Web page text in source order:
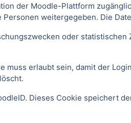
der Moodle-Plattform
weitergegeben. Die
oder
erlaubt sein, damit der
Dieses Cookie speichert